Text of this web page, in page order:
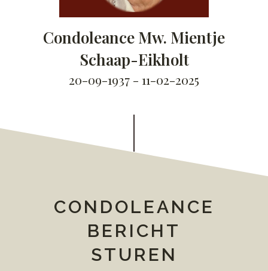
Condoleance Mw. Mientje
Schaap-Eikholt
20-09-1937 - 11-02-2025
CONDOLEANCE
BERICHT
STUREN